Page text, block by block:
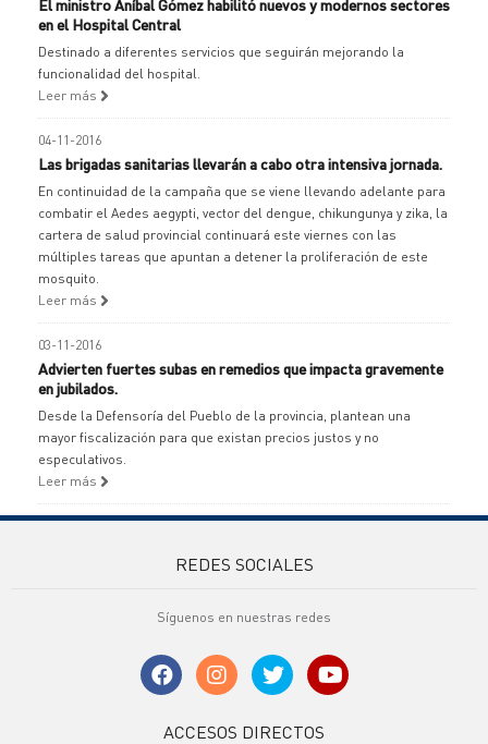
El ministro Aníbal Gómez habilitó nuevos y modernos sectores
en el Hospital Central
Destinado a diferentes servicios que seguirán mejorando la
funcionalidad del hospital.
Leer más
04-11-2016
Las brigadas sanitarias llevarán a cabo otra intensiva jornada.
En continuidad de la campaña que se viene llevando adelante para
combatir el Aedes aegypti, vector del dengue, chikungunya y zika, la
cartera de salud provincial continuará este viernes con las
múltiples tareas que apuntan a detener la proliferación de este
mosquito.
Leer más
03-11-2016
Advierten fuertes subas en remedios que impacta gravemente
en jubilados.
Desde la Defensoría del Pueblo de la provincia, plantean una
mayor fiscalización para que existan precios justos y no
especulativos.
Leer más
REDES SOCIALES
Síguenos en nuestras redes
ACCESOS DIRECTOS